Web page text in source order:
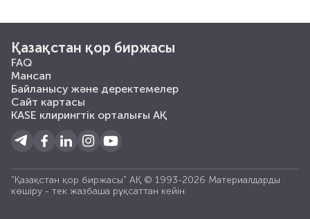
Қазақстан қор биржасы
FAQ
Мансап
Байланысу және деректемелер
Сайт картасы
KASE клирингтік орталығы АҚ
"Қазақстан қор биржасы" АҚ © 1993-2026 Материалдарды
көшiру - тек жазбаша рұқсаттан кейiн.